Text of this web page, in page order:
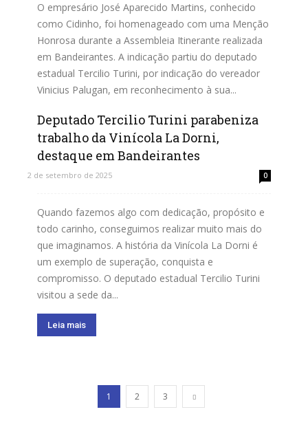
O empresário José Aparecido Martins, conhecido
como Cidinho, foi homenageado com uma Menção
Honrosa durante a Assembleia Itinerante realizada
em Bandeirantes. A indicação partiu do deputado
estadual Tercilio Turini, por indicação do vereador
Vinicius Palugan, em reconhecimento à sua...
Leia mais
Deputado Tercilio Turini parabeniza
trabalho da Vinícola La Dorni,
destaque em Bandeirantes
2 de setembro de 2025 0
Quando fazemos algo com dedicação, propósito e
todo carinho, conseguimos realizar muito mais do
que imaginamos. A história da Vinícola La Dorni é
um exemplo de superação, conquista e
compromisso. O deputado estadual Tercilio Turini
visitou a sede da...
Leia mais
1 2 3